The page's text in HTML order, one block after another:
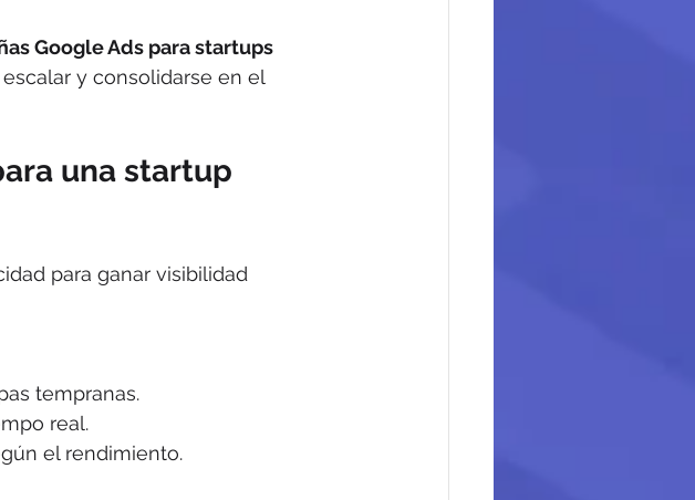
Google Ads para startups
y consolidarse en el
una startup
para ganar visibilidad
tempranas.
real.
el rendimiento.